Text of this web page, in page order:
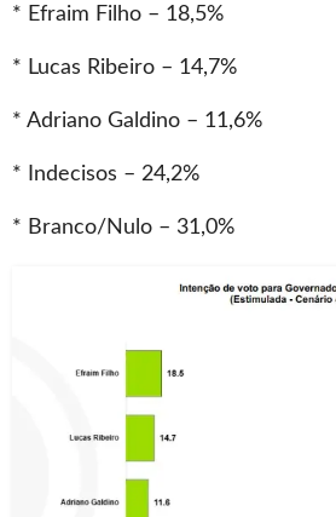
* Efraim Filho – 18,5%
* Lucas Ribeiro – 14,7%
* Adriano Galdino – 11,6%
* Indecisos – 24,2%
* Branco/Nulo – 31,0%